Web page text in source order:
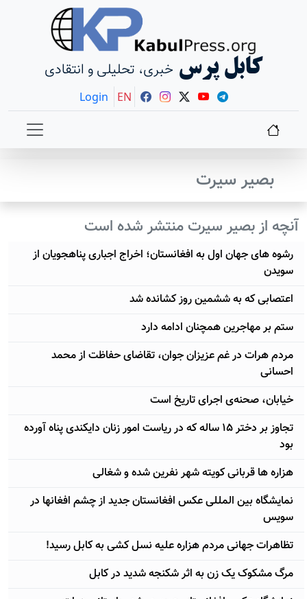
کابل پرس خبری، تحلیلی و انتقادی
Login EN
بصیر سیرت
آنچه از بصیر سیرت منتشر شده است
رشوه های جهان اول به افغانستان؛ اخراج اجباری پناهجویان از
سویدن
اعتصابی که به ششمین روز کشانده شد
ستم بر مهاجرین همچنان ادامه دارد
مردم هرات در غم عزیزان جوان، تقاضای حفاظت از محمد
احسانی
خیابان، صحنه‌ی اجرای تاریخ است
تجاوز بر دختر ۱۵ ساله که در ریاست امور زنان دایکندی پناه آورده
بود
هزاره ها قربانی کویته شهر نفرین شده و شغالی
نمایشگاه بین المللی عکس افغانستان جدید از چشم افغانها در
سویس
تظاهرات جهانی مردم هزاره علیه نسل کشی به کابل رسید!
مرگ مشکوک یک زن به اثر شکنجه شدید در کابل